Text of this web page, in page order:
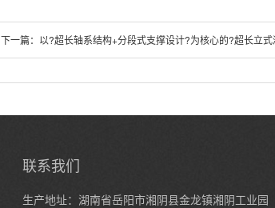
下一篇： 以?超长轴系结构+分段式支撑设计?为核心的?超长立
联系我们
生产地址：湖南省岳阳市湘阴县金龙镇湘阴工业园